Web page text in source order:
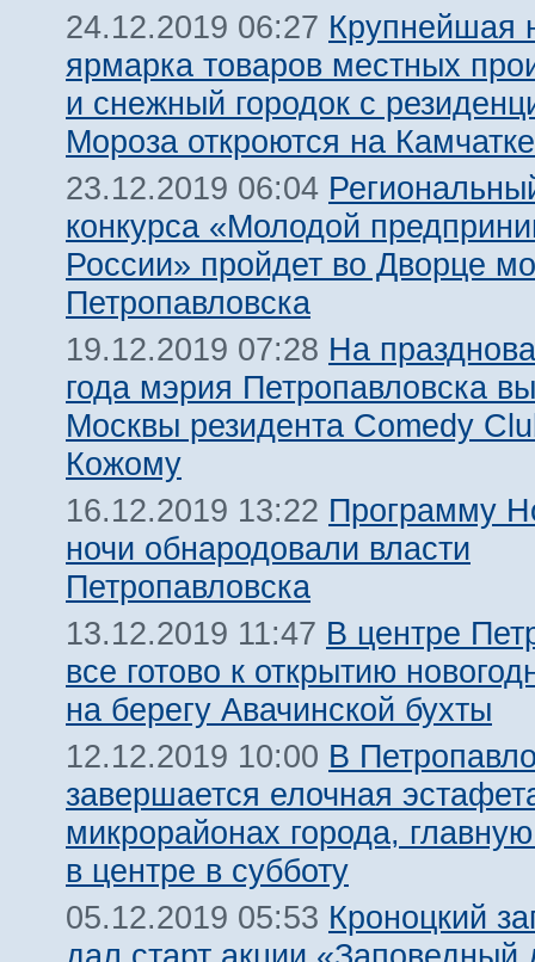
24.12.2019 06:27 Крупнейшая
ярмарка товаров местных
и снежный городок с
Мороза откроются на Камчатке
23.12.2019 06:04
конкурса «Молодой
России» пройдет во Дворце
Петропавловска
19.12.2019 07:28 На
года мэрия Петропавловска
Москвы резидента Comedy
Кожому
16.12.2019 13:22 Программу
ночи обнародовали власти
Петропавловска
13.12.2019 11:47 В центре
все готово к открытию
на берегу Авачинской бухты
12.12.2019 10:00 В
завершается елочная
микрорайонах города,
в центре в субботу
05.12.2019 05:53 Кроноцкий